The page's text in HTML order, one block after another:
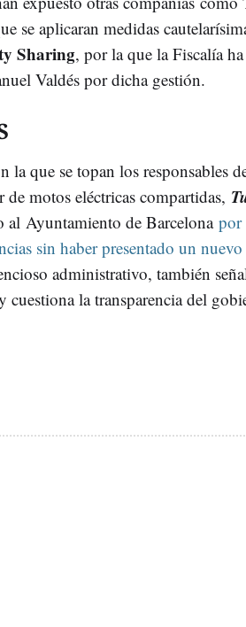
se aplicaran medidas
Sharing, por la que la Fiscalía
Valdés por dicha gestión.
la que se topan los responsables
motos eléctricas compartidas,
al Ayuntamiento de Barcelonapor
sin haber presentado un
administrativo, también
cuestiona la transparencia del